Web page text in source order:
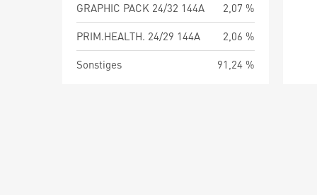
GRAPHIC PACK 24/32 144A
2,07 %
PRIM.HEALTH. 24/29 144A
2,06 %
Sonstiges
91,24 %